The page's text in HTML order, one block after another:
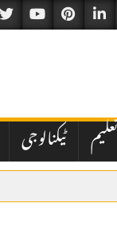
تعلیم ٹیکنالوجی
نے انتظامی اور قانونی